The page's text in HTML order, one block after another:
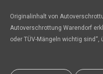
Originalinhalt von
Autoverschrottung Warendorf
oder TÜV-Mängeln wichtig sind“,